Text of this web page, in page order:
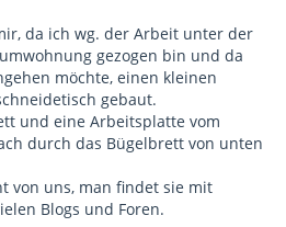
da ich wg. der Arbeit unter der
gezogen bin und da
möchte, einen kleinen
gebaut.
und eine Arbeitsplatte vom
durch das Bügelbrett von unten
von uns, man findet sie mit
Blogs und Foren.